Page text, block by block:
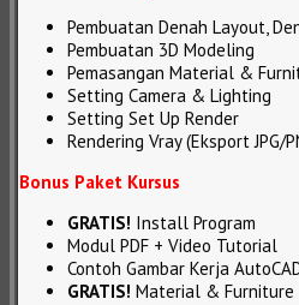
Pembuatan Denah Layout,
Pembuatan 3D Modeling
Pemasangan Material &
Setting Camera & Lighting
Setting Set Up Render
Rendering Vray (Eksport JPG/
Bonus Paket Kursus
GRATIS! Install Program
Modul PDF + Video Tutorial
Contoh Gambar Kerja
GRATIS! Material & Furniture